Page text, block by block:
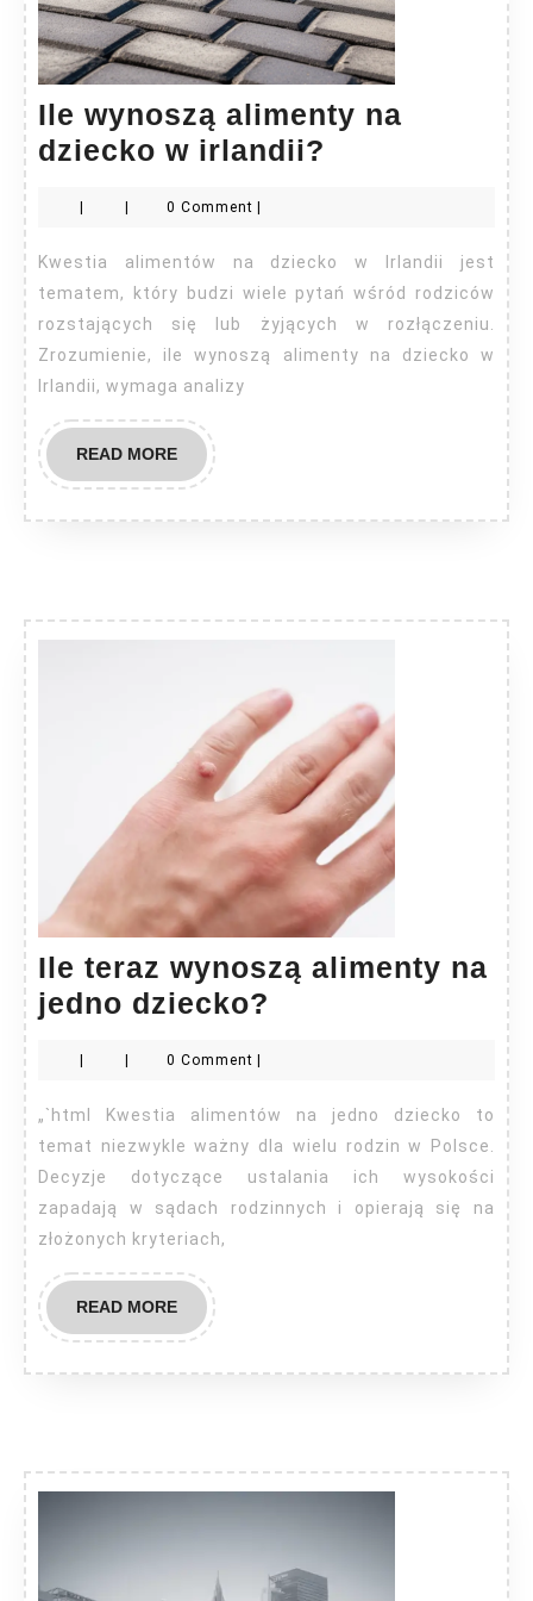
Ile wynoszą alimenty na
dziecko w irlandii?
na
dziecko
w
irlandii?
0 Comment
Kwestia alimentów na dziecko w Irlandii jest
tematem, który budzi wiele pytań wśród rodziców
rozstających się lub żyjących w rozłączeniu.
Zrozumienie, ile wynoszą alimenty na dziecko w
Irlandii, wymaga analizy
READ MOREREAD
MORE
Ile teraz wynoszą alimenty na
jedno dziecko?
alimenty
na
jedno
dziecko?
| | 0 Comment |
„`html Kwestia alimentów na jedno dziecko to
temat niezwykle ważny dla wielu rodzin w Polsce.
Decyzje dotyczące ustalania ich wysokości
zapadają w sądach rodzinnych i opierają się na
złożonych kryteriach,
READ MOREREAD
MORE